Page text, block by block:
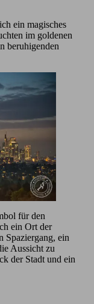
ein magisches
im goldenen
beruhigenden
für den
ein Ort der
Spaziergang, ein
Aussicht zu
der Stadt und ein